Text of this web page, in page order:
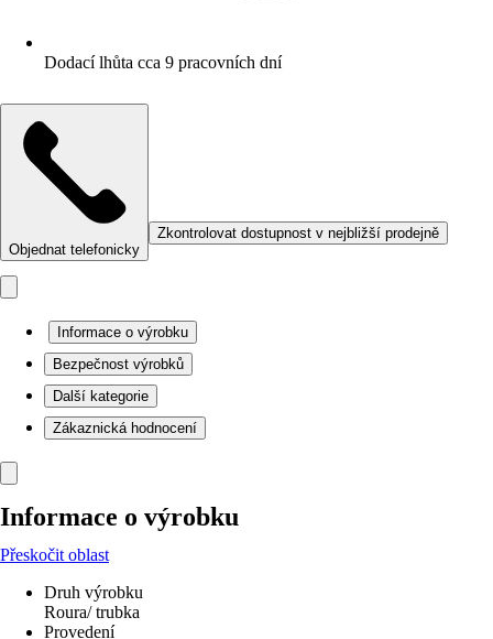
Dodací lhůta cca 9 pracovních dní
Objednat telefonicky
Zkontrolovat dostupnost v nejbližší prodejně
Informace o výrobku
Bezpečnost výrobků
Další kategorie
Zákaznická hodnocení
Informace o výrobku
Přeskočit oblast
Druh výrobku
Roura/ trubka
Provedení